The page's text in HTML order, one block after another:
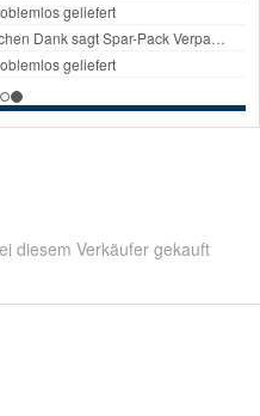
diesem Verkäufer gekauft